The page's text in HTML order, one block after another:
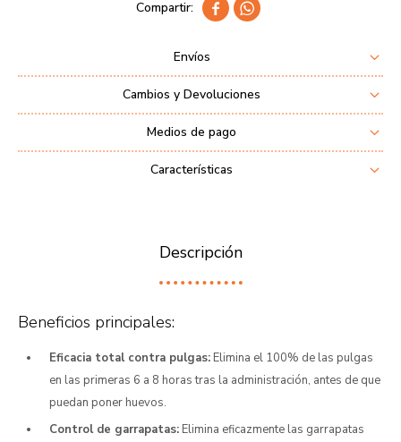
 
Envíos
Cambios y Devoluciones
Medios de pago
Características
Descripción
Beneficios principales:
Eficacia total contra pulgas: Elimina el 100% de las pulgas
en las primeras 6 a 8 horas tras la administración, antes de que
puedan poner huevos.
Control de garrapatas: Elimina eficazmente las garrapatas